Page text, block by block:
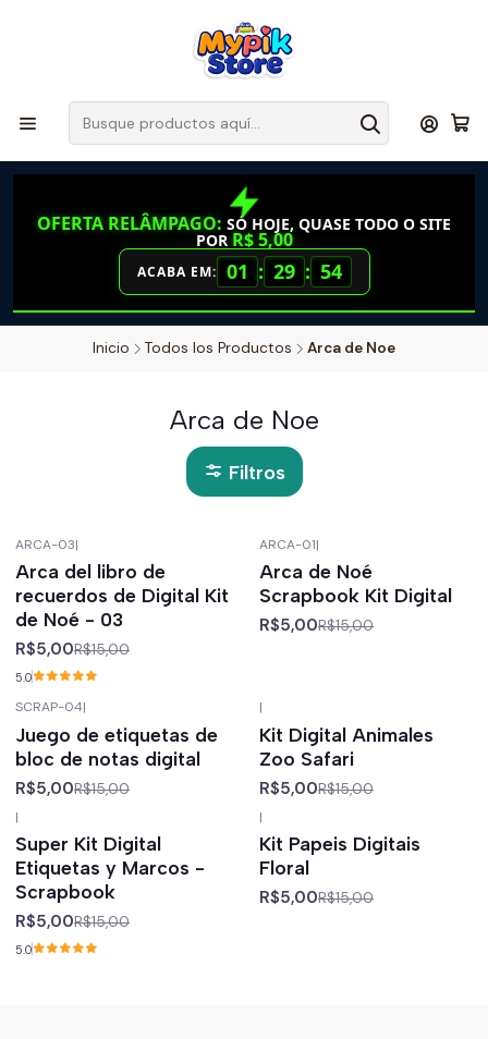
OFERTA RELÂMPAGO: SÓ HOJE, QUASE TODO O SITE
POR R$ 5,00
ACABA EM: 01 : 29 : 53
Inicio Todos los Productos Arca de Noe
Arca de Noe
Filtros
-67% off
ARCA-03|
Arca del libro de
recuerdos de Digital Kit
de Noé - 03
R$5,00R$15,00
5.0
-67% off
ARCA-01|
Arca de Noé
Scrapbook Kit Digital
R$5,00R$15,00
SCRAP-04|
Juego de etiquetas de
bloc de notas digital
R$5,00R$15,00
|
Kit Digital Animales
Zoo Safari
R$5,00R$15,00
|
Super Kit Digital
Etiquetas y Marcos -
Scrapbook
R$5,00R$15,00
5.0
|
Kit Papeis Digitais
Floral
R$5,00R$15,00